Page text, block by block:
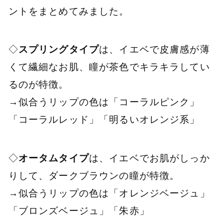
ントをまとめてみました。
◇スプリングタイプは、イエベで皮膚感が薄
くて繊細なお肌、瞳が茶色でキラキラしてい
るのが特徴。
→似合うリップの色は「コーラルピンク」
「コーラルレッド」「明るいオレンジ系」
◇オータムタイプは、イエベでお肌がしっか
りして、ダークブラウンの瞳が特徴。
→似合うリップの色は「オレンジベージュ」
「ブロンズベージュ」「朱赤」